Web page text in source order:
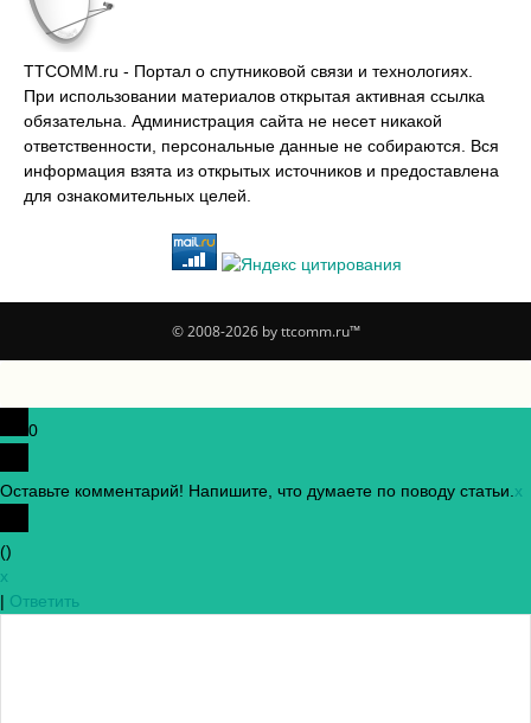
TTCOMM.ru - Портал о спутниковой связи и технологиях.
При использовании материалов открытая активная ссылка
обязательна. Администрация сайта не несет никакой
ответственности, персональные данные не собираются. Вся
информация взята из открытых источников и предоставлена
для ознакомительных целей.
© 2008-2026 by ttcomm.ru™
0
Оставьте комментарий! Напишите, что думаете по поводу статьи. x
()
x
| Ответить